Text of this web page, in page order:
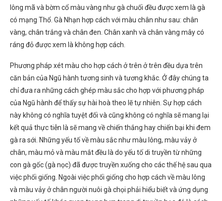
lông mã và bờm cổ màu vàng như gà chuối đều được xem là gà
có mạng Thổ. Gà Nhạn hợp cách với màu chân như sau: chân
vàng, chân trắng và chân đen. Chân xanh và chân vàng mây có
ráng đỏ được xem là không hợp cách.
Phương pháp xét màu cho hợp cách ở trên ở trên đều dựa trên
căn bản của Ngũ hành tương sinh và tương khắc. Ở đây chúng ta
chỉ đưa ra những cách ghép màu sắc cho hợp với phương pháp
của Ngũ hành để thấy sự hài hoà theo lẽ tự nhiên. Sự hợp cách
này không có nghĩa tuyệt đối và cũng không có nghĩa sẽ mang lại
kết quả thực tiễn là sẽ mang về chiến thắng hay chiến bại khi đem
gà ra sới. Những yếu tố về màu sắc như màu lông, màu vảy ở
chân, màu mỏ và màu mắt đều là do yếu tố di truyền từ những
con gà gốc (gà nọc) đã được truyền xuống cho các thế hệ sau qua
việc phối giống. Ngoài việc phối giống cho hợp cách về màu lông
và màu vảy ở chân người nuôi gà chọi phải hiểu biết và ứng dụng